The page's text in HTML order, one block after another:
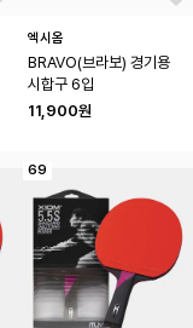
엑시옴
BRAVO(브라보) 경기용
시합구 6입
11,900원
69